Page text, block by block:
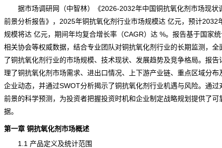
据市场调研网（中智林）《2026-2032年中国铜抗氧化剂市场现状
前景分析报告》，2025年铜抗氧化剂行业市场规模达 亿元，预计2032
规模将达 亿元，期间年均复合增长率（CAGR）达 %。报告基于国家
相关协会等权威数据，结合专业团队对铜抗氧化剂行业的长期监测，全
了铜抗氧化剂行业的市场规模、技术现状、发展趋势及竞争格局。报告
理了铜抗氧化剂市场需求、进出口情况、上下游产业链、重点区域分布
企业动态，并通过SWOT分析揭示了铜抗氧化剂行业机遇与风险。通过
前景的科学预测，为投资者把握投资时机和企业制定战略规划提供了可
据。
第一章 铜抗氧化剂市场概述
1.1 产品定义及统计范围